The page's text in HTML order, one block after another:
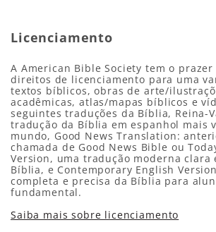
Licenciamento
A American Bible Society tem o
direitos de licenciamento para uma
textos bíblicos, obras de arte/
acadêmicas, atlas/mapas bíblicos e
seguintes traduções da Bíblia, Reina-
tradução da Bíblia em espanhol mais
mundo, Good News Translation:
chamada de Good News Bible ou
Version, uma tradução moderna clara
Bíblia, e Contemporary English
completa e precisa da Bíblia para
fundamental.
Saiba mais sobre licenciamento